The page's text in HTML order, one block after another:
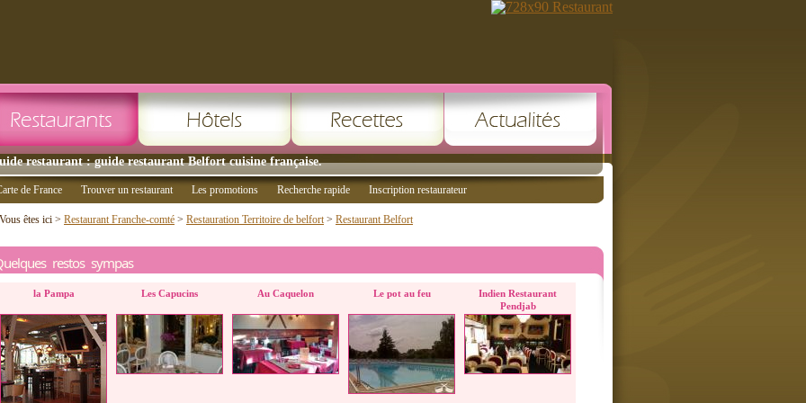
restaurant : guide restaurant Belfort cuisine française.
de France Trouver un restaurant Les promotions Recherche rapide Inscription restaurateur
Vous êtes ici > Restaurant Franche-comté > Restauration Territoire de belfort> Restaurant Belfort
restos sympas
la Pampa Les Capucins Au Caquelon Le pot au feu
Indien Restaurant
Pendjab